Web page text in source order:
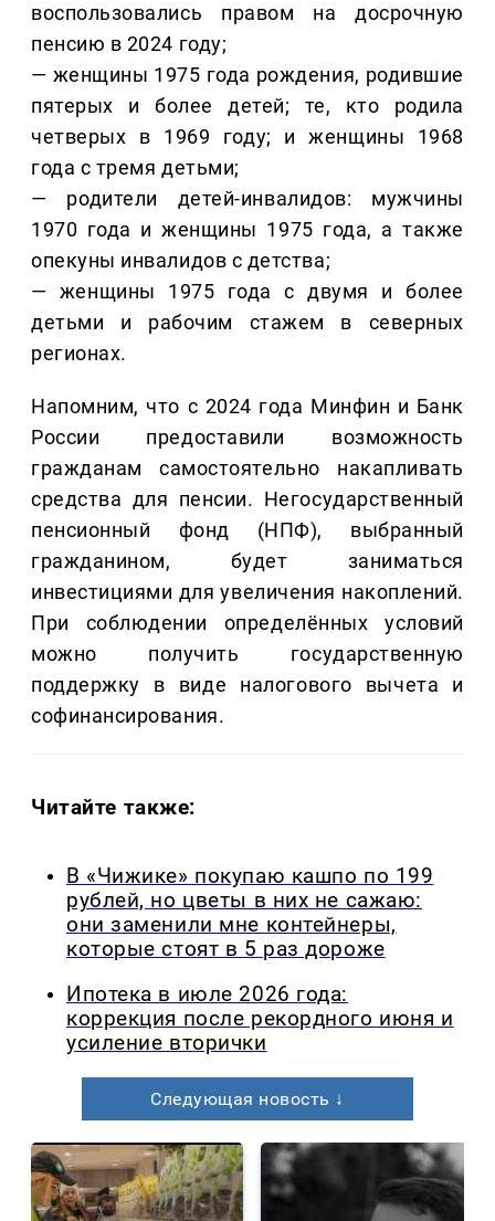
воспользовались правом на досрочную
пенсию в 2024 году;
— женщины 1975 года рождения, родившие
пятерых и более детей; те, кто родила
четверых в 1969 году; и женщины 1968
года с тремя детьми;
— родители детей-инвалидов: мужчины
1970 года и женщины 1975 года, а также
опекуны инвалидов с детства;
— женщины 1975 года с двумя и более
детьми и рабочим стажем в северных
регионах.
Напомним, что с 2024 года Минфин и Банк
России предоставили возможность
гражданам самостоятельно накапливать
средства для пенсии. Негосударственный
пенсионный фонд (НПФ), выбранный
гражданином, будет заниматься
инвестициями для увеличения накоплений.
При соблюдении определённых условий
можно получить государственную
поддержку в виде налогового вычета и
софинансирования.
Читайте также:
В «Чижике» покупаю кашпо по 199
рублей, но цветы в них не сажаю:
они заменили мне контейнеры,
которые стоят в 5 раз дороже
Ипотека в июле 2026 года:
коррекция после рекордного июня и
усиление вторички
Следующая новость ↓